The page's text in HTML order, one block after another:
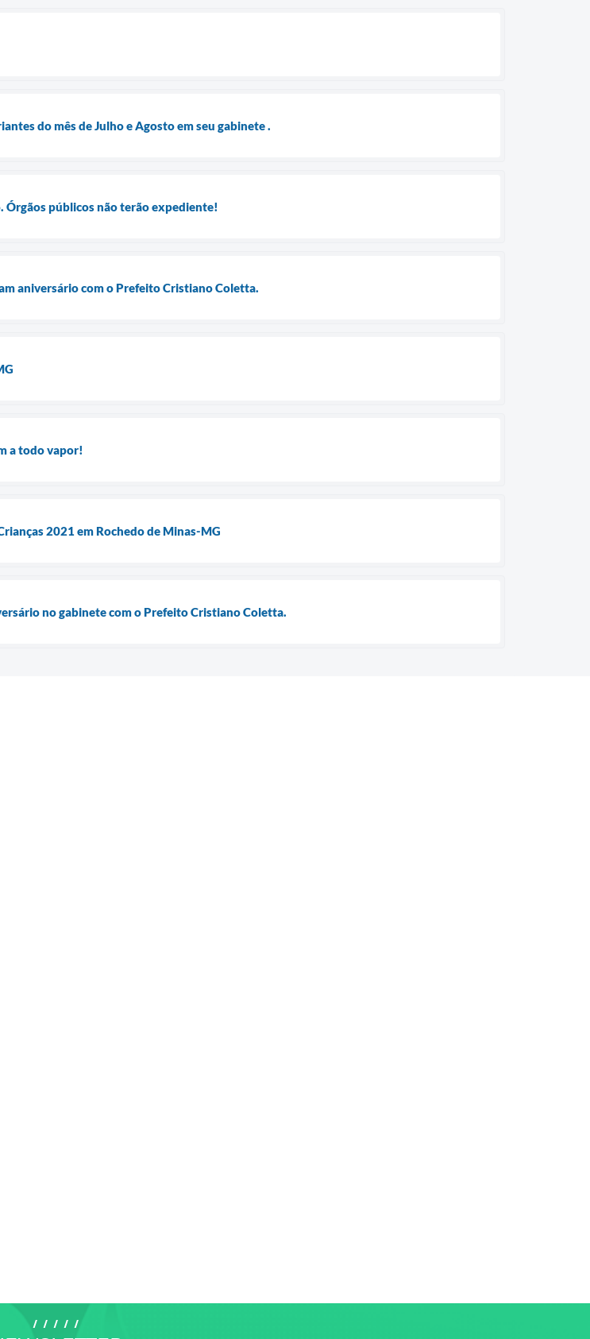
do mês de Julho e Agosto em seu gabinete .
Órgãos públicos não terão expediente!
aniversário com o Prefeito Cristiano Coletta.
a todo vapor!
2021 em Rochedo de Minas-MG
no gabinete com o Prefeito Cristiano Coletta.